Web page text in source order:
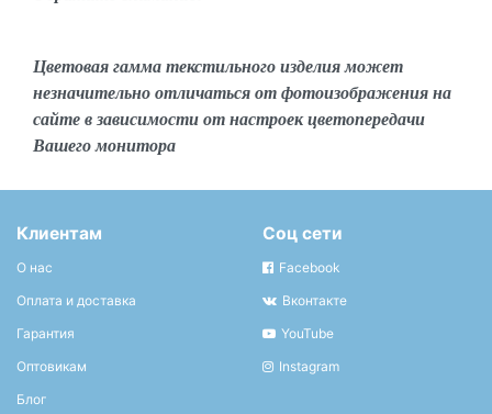
Цветовая гамма текстильного изделия может
незначительно отличаться от фотоизображения на
сайте в зависимости от настроек цветопередачи
Вашего монитора
Клиентам
О нас
Оплата и доставка
Гарантия
Оптовикам
Блог
Соц сети
Facebook
Вконтакте
YouTube
Instagram